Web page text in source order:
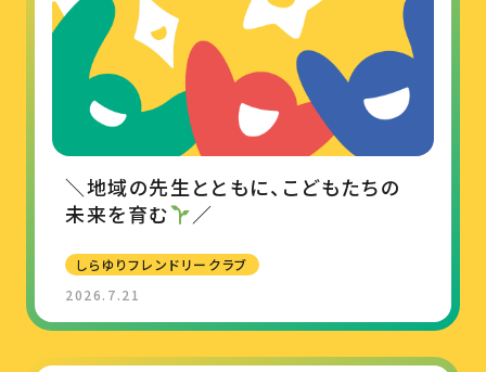
＼地域の先生とともに、こどもたちの
未来を育む
／
しらゆりフレンドリークラブ
2026.7.21